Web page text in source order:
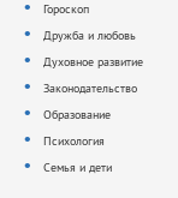
Гороскоп
Дружба и любовь
Духовное развитие
Законодательство
Образование
Психология
Семья и дети